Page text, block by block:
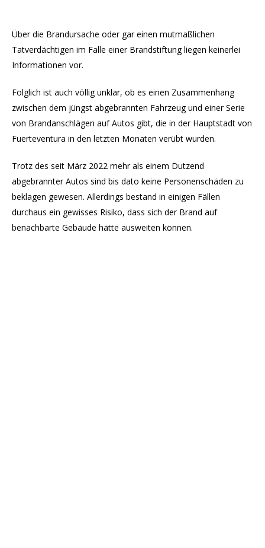
Über die Brandursache oder gar einen mutmaßlichen
Tatverdächtigen im Falle einer Brandstiftung liegen keinerlei
Informationen vor.
Folglich ist auch völlig unklar, ob es einen Zusammenhang
zwischen dem jüngst abgebrannten Fahrzeug und einer Serie
von Brandanschlägen auf Autos gibt, die in der Hauptstadt von
Fuerteventura in den letzten Monaten verübt wurden.
Trotz des seit März 2022 mehr als einem Dutzend
abgebrannter Autos sind bis dato keine Personenschäden zu
beklagen gewesen. Allerdings bestand in einigen Fällen
durchaus ein gewisses Risiko, dass sich der Brand auf
benachbarte Gebäude hätte ausweiten können.